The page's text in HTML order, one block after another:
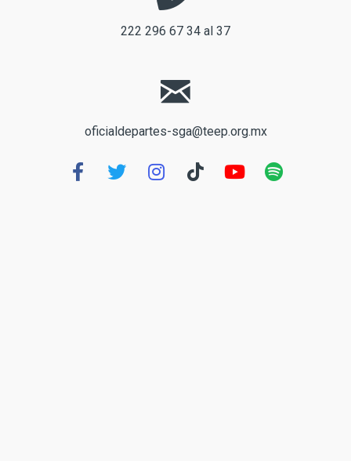
222 296 67 34 al 37
oficialdepartes-sga@teep.org.mx